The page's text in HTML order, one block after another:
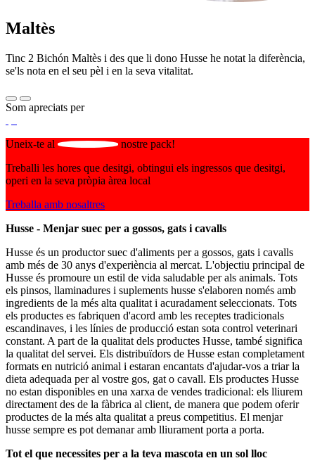
Maltès
Tinc 2 Bichón Maltès i des que li dono Husse he notat la diferència,
se'ls nota en el seu pèl i en la seva vitalitat.
Som apreciats per
Uneix-te al
nostre pack!
Treballi les hores que desitgi, obtingui els ingressos que desitgi,
operi en la seva pròpia àrea local
Treballa amb nosaltres
Husse - Menjar suec per a gossos, gats i cavalls
Husse és un productor suec d'aliments per a gossos, gats i cavalls
amb més de 30 anys d'experiència al mercat. L'objectiu principal de
Husse és promoure un estil de vida saludable per als animals. Tots
els pinsos, llaminadures i suplements husse s'elaboren només amb
ingredients de la més alta qualitat i acuradament seleccionats. Tots
els productes es fabriquen d'acord amb les receptes tradicionals
escandinaves, i les línies de producció estan sota control veterinari
constant. A part de la qualitat dels productes Husse, també significa
la qualitat del servei. Els distribuïdors de Husse estan completament
formats en nutrició animal i estaran encantats d'ajudar-vos a triar la
dieta adequada per al vostre gos, gat o cavall. Els productes Husse
no estan disponibles en una xarxa de vendes tradicional: els lliurem
directament des de la fàbrica al client, de manera que podem oferir
productes de la més alta qualitat a preus competitius. El menjar
husse sempre es pot demanar amb lliurament porta a porta.
Tot el que necessites per a la teva mascota en un sol lloc